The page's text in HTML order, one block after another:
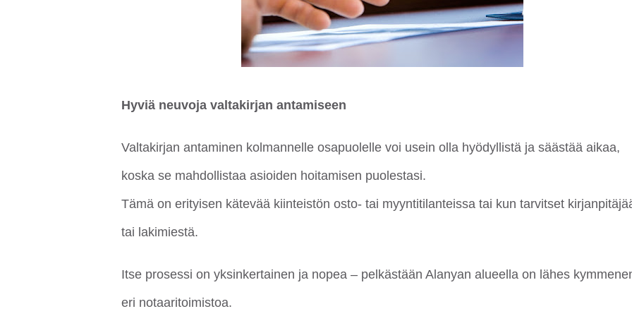
Hyviä neuvoja valtakirjan antamiseen
Valtakirjan antaminen kolmannelle osapuolelle voi usein olla hyödyllistä ja säästää aikaa,
koska se mahdollistaa asioiden hoitamisen puolestasi.
Tämä on erityisen kätevää kiinteistön osto- tai myyntitilanteissa tai kun tarvitset
tai lakimiestä.
Itse prosessi on yksinkertainen ja nopea – pelkästään Alanyan alueella on lähes
eri notaaritoimistoa.